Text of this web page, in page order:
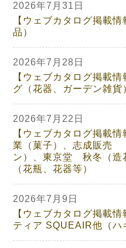
2026年7月31日
【ウェブカタログ掲載
品）
2026年7月28日
【ウェブカタログ掲載
グ（花器、ガーデン雑貨
2026年7月22日
【ウェブカタログ掲載
業（菓子）、志成販売
ン）、東京堂 秋冬（造
（花瓶、花器等）
2026年7月9日
【ウェブカタログ掲載
ティア SQUEAIR他（ハ